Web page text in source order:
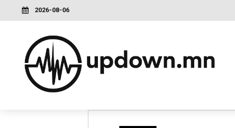
2026-08-06